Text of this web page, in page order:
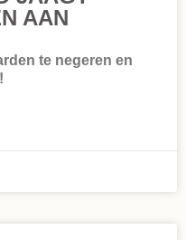
AAN
te negeren en